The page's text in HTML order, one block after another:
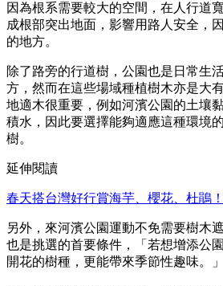
因為根系需要較大的空間，在人行道
成根部突出地面，影響用路人安全，
的地方。
除了路旁的行道樹，公園也是日常生
方，然而在這些場域種植樹木亦是大
地適木很重要，例如河濱公園的土壤
積水，因此要選擇能夠適應這種環境
樹。
延伸閱讀
春天搭台灣好行賞海芋、櫻花、杜鵑
另外，來河濱公園運動不免需要樹木
也是挑選的首要條件，「若想增添公
開花的樹種，更能帶來季節性趣味。」